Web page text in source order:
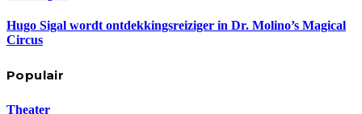
Hugo Sigal wordt ontdekkingsreiziger in Dr. Molino’s Magical
Circus
Populair
Theater